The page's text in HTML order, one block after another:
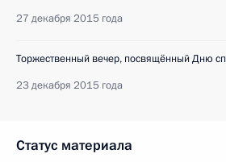
27 декабря 2015 года
Торжественный вечер, посвящённый Дню
23 декабря 2015 года
Статус материала